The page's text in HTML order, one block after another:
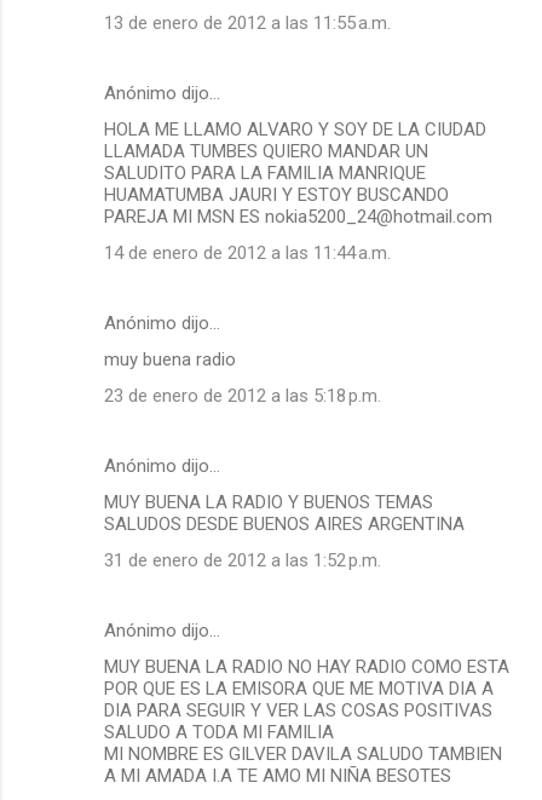
13 de enero de 2012 a las 11:55 a.m.
Anónimo dijo…
HOLA ME LLAMO ALVARO Y SOY DE LA CIUDAD
LLAMADA TUMBES QUIERO MANDAR UN
SALUDITO PARA LA FAMILIA MANRIQUE
HUAMATUMBA JAURI Y ESTOY BUSCANDO
PAREJA MI MSN ES nokia5200_24@hotmail.com
14 de enero de 2012 a las 11:44 a.m.
Anónimo dijo…
muy buena radio
23 de enero de 2012 a las 5:18 p.m.
Anónimo dijo…
MUY BUENA LA RADIO Y BUENOS TEMAS
SALUDOS DESDE BUENOS AIRES ARGENTINA
31 de enero de 2012 a las 1:52 p.m.
Anónimo dijo…
MUY BUENA LA RADIO NO HAY RADIO COMO ESTA
POR QUE ES LA EMISORA QUE ME MOTIVA DIA A
DIA PARA SEGUIR Y VER LAS COSAS POSITIVAS
SALUDO A TODA MI FAMILIA
MI NOMBRE ES GILVER DAVILA SALUDO TAMBIEN
A MI AMADA I.A TE AMO MI NIÑA BESOTES